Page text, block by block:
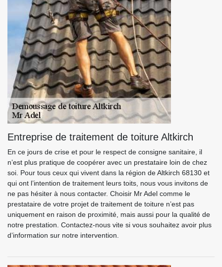
Entreprise de traitement de toiture Altkirch
En ce jours de crise et pour le respect de consigne sanitaire, il
n’est plus pratique de coopérer avec un prestataire loin de chez
soi. Pour tous ceux qui vivent dans la région de Altkirch 68130 et
qui ont l’intention de traitement leurs toits, nous vous invitons de
ne pas hésiter à nous contacter. Choisir Mr Adel comme le
prestataire de votre projet de traitement de toiture n’est pas
uniquement en raison de proximité, mais aussi pour la qualité de
notre prestation. Contactez-nous vite si vous souhaitez avoir plus
d’information sur notre intervention.